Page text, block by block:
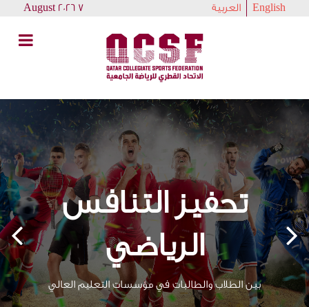
English العربية 7 August 2026
تحفيز التنافس
الرياضي
بين الطلاب والطالبات في مؤسسات التعليم العالي